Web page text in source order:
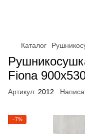
Каталог
Fiona
Артикул: 2012
−7%